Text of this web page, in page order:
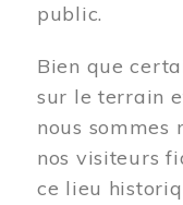
public.
Bien que
sur le terrain
nous sommes
nos visiteurs
ce lieu